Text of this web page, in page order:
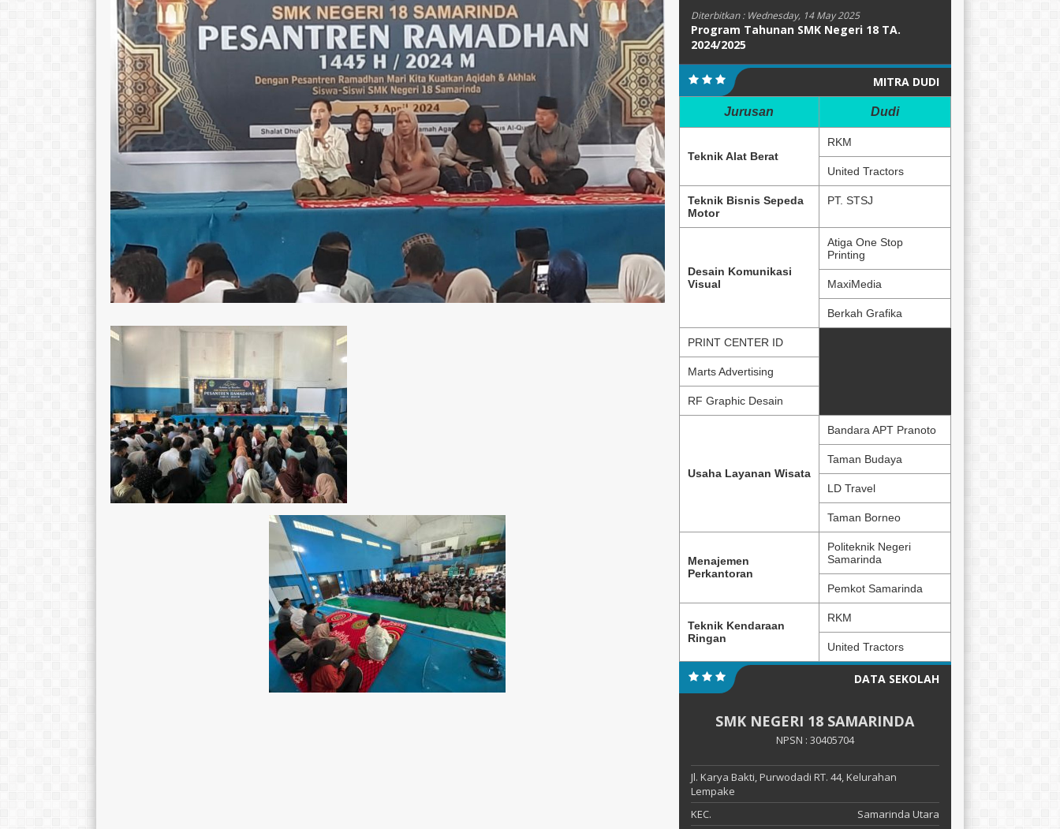
Diterbitkan : Wednesday, 14 May 2025
Program Tahunan SMK Negeri 18 TA.
2024/2025
MITRA DUDI
Jurusan Dudi
Teknik Alat Berat
RKM
United Tractors
Teknik Bisnis Sepeda
Motor
PT. STSJ
Desain Komunikasi
Visual
Atiga One Stop
Printing
MaxiMedia
Berkah Grafika
PRINT CENTER ID
Marts Advertising
RF Graphic Desain
Usaha Layanan Wisata
Bandara APT Pranoto
Taman Budaya
LD Travel
Taman Borneo
Menajemen
Perkantoran
Politeknik Negeri
Samarinda
Pemkot Samarinda
Teknik Kendaraan
Ringan
RKM
United Tractors
DATA SEKOLAH
SMK NEGERI 18 SAMARINDA
NPSN : 30405704
Jl. Karya Bakti, Purwodadi RT. 44, Kelurahan
Lempake
KEC.
Samarinda Utara